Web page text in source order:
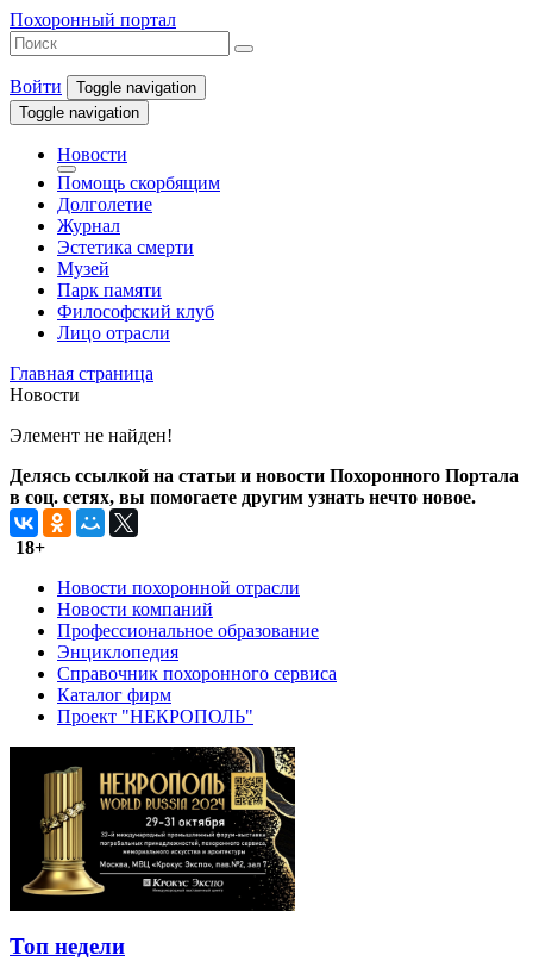
Похоронный портал
Войти
Toggle navigation
Toggle navigation
Новости
Помощь скорбящим
Долголетие
Журнал
Эстетика смерти
Музей
Парк памяти
Философский клуб
Лицо отрасли
Главная страница
Новости
Элемент не найден!
Делясь ссылкой на статьи и новости Похоронного Портала
в соц. сетях, вы помогаете другим узнать нечто новое.
18+
Новости похоронной отрасли
Новости компаний
Профессиональное образование
Энциклопедия
Справочник похоронного сервиса
Каталог фирм
Проект "НЕКРОПОЛЬ"
Топ недели